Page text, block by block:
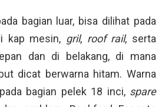
bagian luar, bisa dilihat pada
kap mesin, gril, roof rail, serta
dan di belakang, di mana
dicat berwarna hitam. Warna
bagian pelek 18 inci, spare